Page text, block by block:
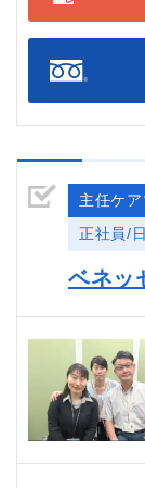
主任ケ
正社員/
ベネッ